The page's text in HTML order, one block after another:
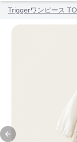
Triggerワンピース
Previous slide